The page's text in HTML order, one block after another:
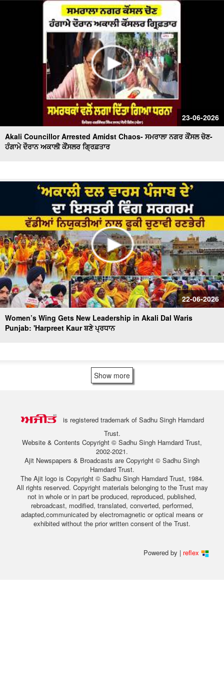
23-06-2026
Akali Councillor Arrested Amidst Chaos- ਸਮਰਾਲਾ ਨਗਰ ਕੌਂਸਲ ਚੋਣ-
ਹੰਗਾਮੇ ਦੌਰਾਨ ਅਕਾਲੀ ਕੌਂਸਲਰ ਗ੍ਰਿਫ਼ਤਾਰ
22-06-2026
Women’s Wing Gets New Leadership in Akali Dal Waris
Punjab: 'Harpreet Kaur ਬਣੇ ਪ੍ਰਧਾਨ
Show more
is registered trademark of Sadhu Singh Hamdard
Trust.
Website & Contents Copyright © Sadhu Singh Hamdard Trust,
2002-2021.
Ajit Newspapers & Broadcasts are Copyright © Sadhu Singh
Hamdard Trust.
The Ajit logo is Copyright © Sadhu Singh Hamdard Trust, 1984.
All rights reserved. Copyright materials belonging to the Trust may
not in whole or in part be produced, reproduced, published,
rebroadcast, modified, translated, converted, performed,
adapted,communicated by electromagnetic or optical means or
exhibited without the prior written consent of the Trust.
Powered by | reflex